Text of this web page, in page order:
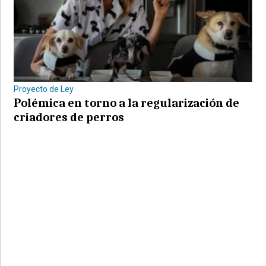
Proyecto de Ley
Polémica en torno a la regularización de
criadores de perros